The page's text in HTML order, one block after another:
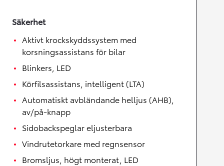
Säkerhet
Aktivt krockskyddssystem med
korsningsassistans för bilar
Blinkers, LED
Körfilsassistans, intelligent (LTA)
Automatiskt avbländande helljus (AHB),
av/på-knapp
Sidobackspeglar eljusterbara
Vindrutetorkare med regnsensor
Bromsljus, högt monterat, LED